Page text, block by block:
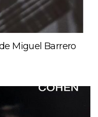
Miguel Barrero